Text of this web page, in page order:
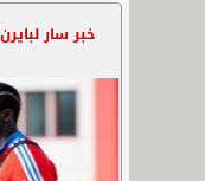
خبر سار